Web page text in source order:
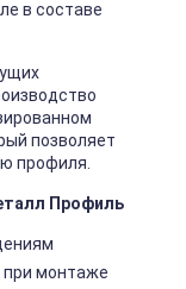
в составе
позволяет
профиля.
Профиль
при монтаже